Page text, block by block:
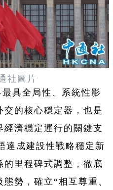
社圖片
具全局性、系統性影
的核心穩定器，也是
濟穩定運行的關鍵支
達成建設性戰略穩定新
里程碑式調整，徹底
勢，確立“相互尊重、